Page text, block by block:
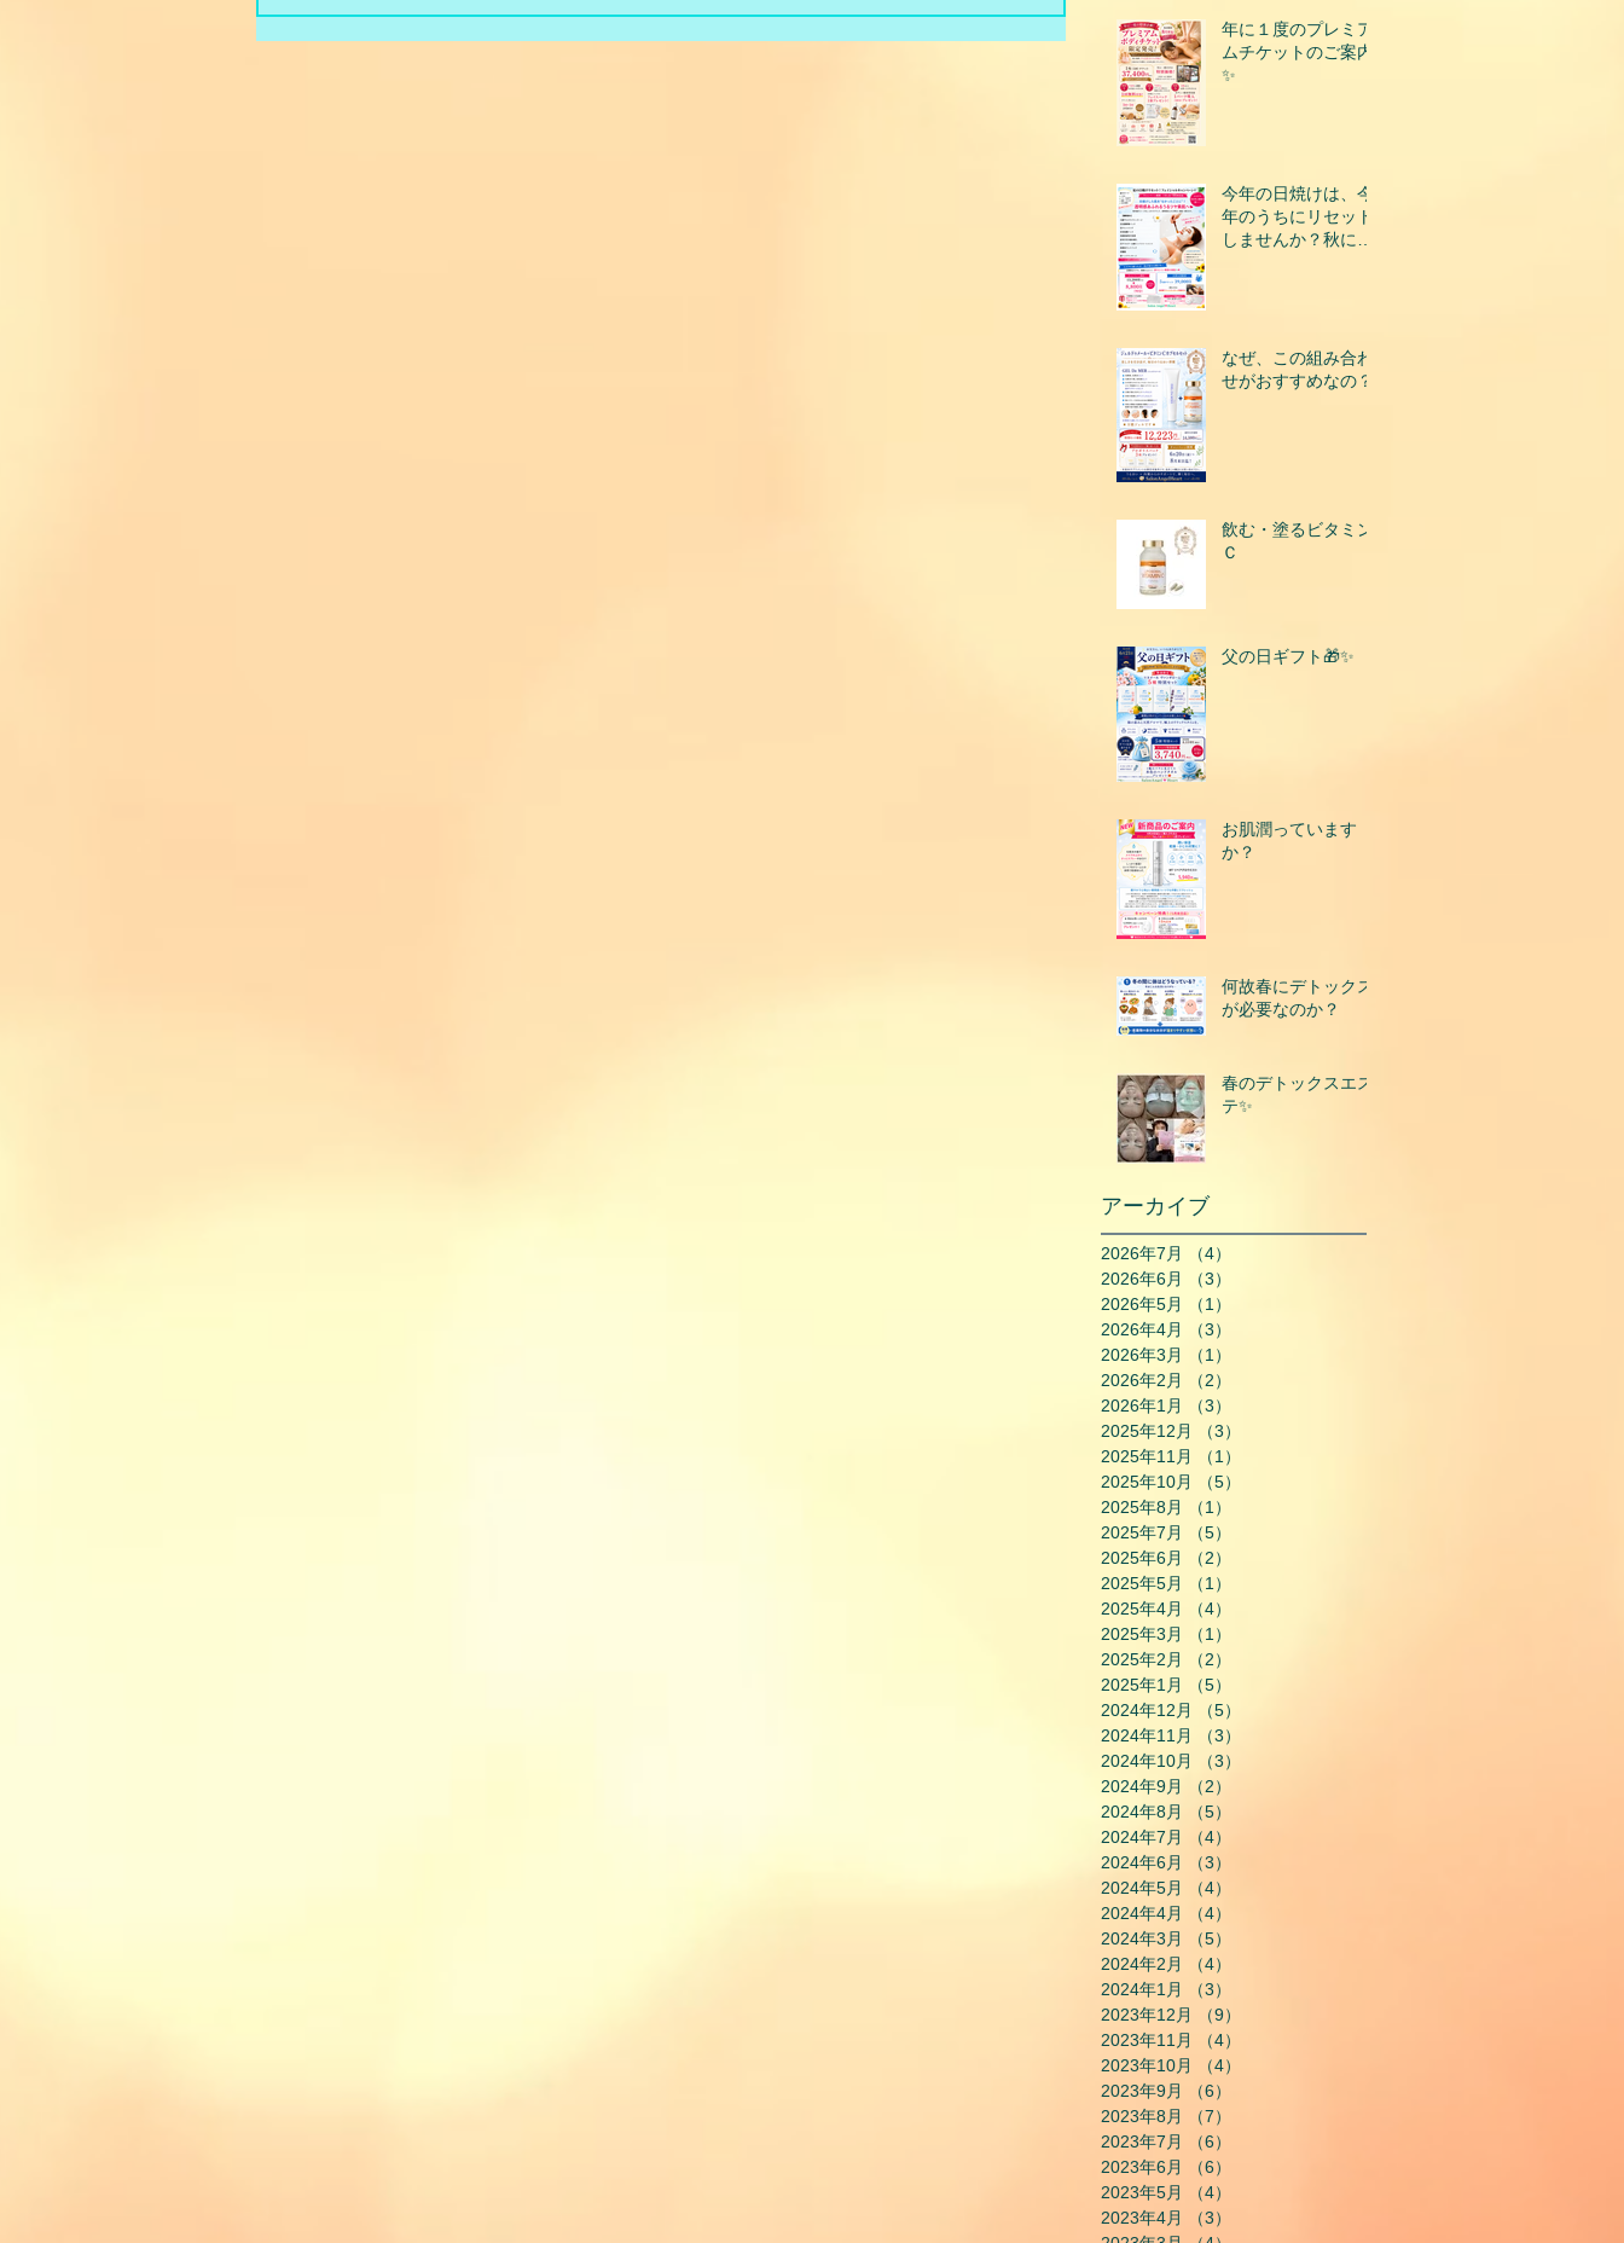
年に１度のプレミア
ムチケットのご案内
✨
今年の日焼けは、今
年のうちにリセット
しませんか？秋にな
なぜ、この組み合わ
せがおすすめなの？
飲む・塗るビタミン
Ｃ
父の日ギフト🎁✨
お肌潤っています
か？
何故春にデトックス
が必要なのか？
春のデトックスエス
テ✨
アーカイブ
2026年7月 （4）
2026年6月
（3）
2026年5月
（1）
2026年4月
（3）
2026年3月
（1）
2026年2月
（2）
2026年1月
（3）
2025年12月
（3）
2025年11月
（1）
2025年10月
（5）
2025年8月
（1）
2025年7月
（5）
2025年6月
（2）
2025年5月
（1）
2025年4月
（4）
2025年3月
（1）
2025年2月
（2）
2025年1月
（5）
2024年12月
（5）
2024年11月
（3）
2024年10月
（3）
2024年9月
（2）
2024年8月
（5）
2024年7月
（4）
2024年6月
（3）
2024年5月
（4）
2024年4月
（4）
2024年3月
（5）
2024年2月
（4）
2024年1月
（3）
2023年12月
（9）
2023年11月
（4）
2023年10月
（4）
2023年9月
（6）
2023年8月
（7）
2023年7月
（6）
2023年6月
（6）
2023年5月
（4）
2023年4月
（3）